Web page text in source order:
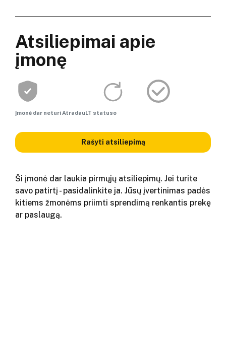
Atsiliepimai apie
įmonę
Įmonė dar neturi AtradauLT statuso
Rašyti atsiliepimą
Ši įmonė dar laukia pirmųjų atsiliepimų. Jei turite
savo patirtį - pasidalinkite ja. Jūsų įvertinimas padės
kitiems žmonėms priimti sprendimą renkantis prekę
ar paslaugą.